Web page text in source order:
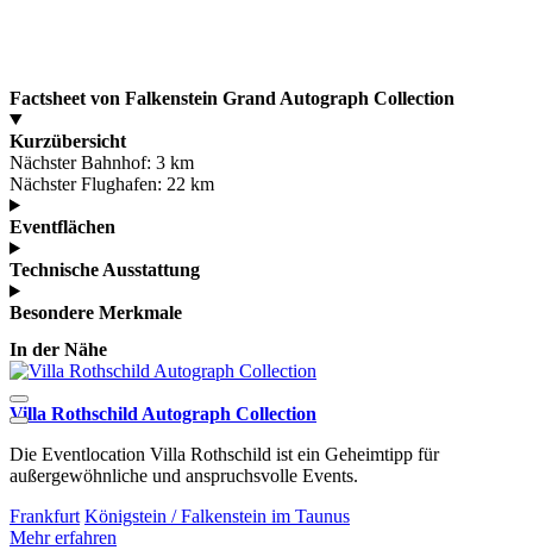
Factsheet von Falkenstein Grand Autograph Collection
Kurzübersicht
Nächster Bahnhof: 3 km
Nächster Flughafen: 22 km
Eventflächen
Technische Ausstattung
Besondere Merkmale
In der Nähe
Villa Rothschild Autograph Collection
Die Eventlocation Villa Rothschild ist ein Geheimtipp für
außergewöhnliche und anspruchsvolle Events.
Frankfurt Königstein / Falkenstein im Taunus
Mehr erfahren